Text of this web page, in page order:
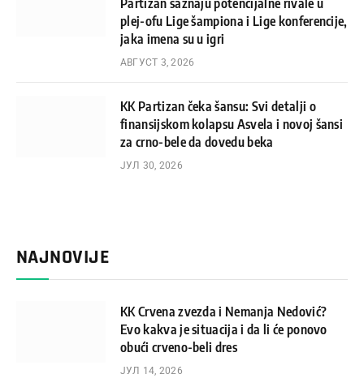
Partizan saznaju potencijalne rivale u
plej-ofu Lige šampiona i Lige konferencije,
jaka imena su u igri
АВГУСТ 3, 2026
KK Partizan čeka šansu: Svi detalji o
finansijskom kolapsu Asvela i novoj šansi
za crno-bele da dovedu beka
ЈУЛ 30, 2026
NAJNOVIJE
KK Crvena zvezda i Nemanja Nedović?
Evo kakva je situacija i da li će ponovo
obući crveno-beli dres
ЈУЛ 14, 2026